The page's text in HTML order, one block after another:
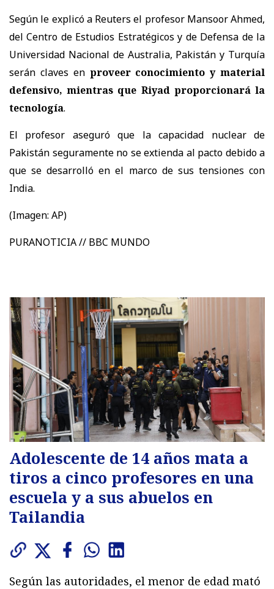
Según le explicó a Reuters el profesor Mansoor Ahmed,
del Centro de Estudios Estratégicos y de Defensa de la
Universidad Nacional de Australia, Pakistán y Turquía
serán claves en proveer conocimiento y material
defensivo, mientras que Riyad proporcionará la
tecnología.
El profesor aseguró que la capacidad nuclear de
Pakistán seguramente no se extienda al pacto debido a
que se desarrolló en el marco de sus tensiones con
India.
(Imagen: AP)
PURANOTICIA // BBC MUNDO
Adolescente de 14 años mata a
tiros a cinco profesores en una
escuela y a sus abuelos en
Tailandia
Según las autoridades, el menor de edad mató